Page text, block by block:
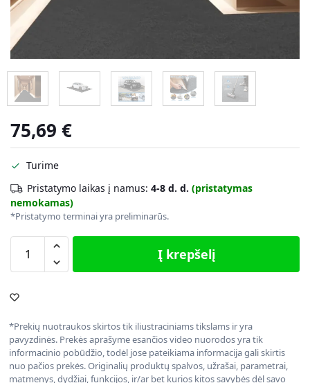
75,69 €
Turime
Pristatymo laikas į namus: 4-8 d. d. (pristatymas
nemokamas)
*Pristatymo terminai yra preliminarūs.
Į krepšelį
*Prekių nuotraukos skirtos tik iliustraciniams tikslams ir yra
pavyzdinės. Prekės aprašyme esančios video nuorodos yra tik
informacinio pobūdžio, todėl jose pateikiama informacija gali skirtis
nuo pačios prekės. Originalių produktų spalvos, užrašai, parametrai,
matmenys, dydžiai, funkcijos, ir/ar bet kurios kitos savybės dėl savo